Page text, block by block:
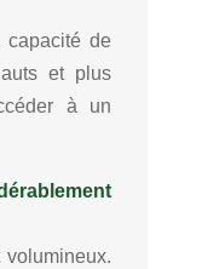
capacité de
et plus
à un
volumineux.